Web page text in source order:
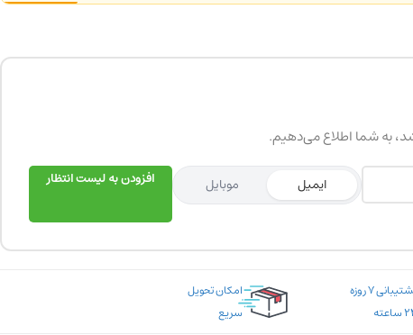
شد، به شما اطلاع می‌دهیم.
ایمیل موبایل افزودن به لیست انتظار
پشتیبانی ۷ روزه
امکان تحویل
سریع